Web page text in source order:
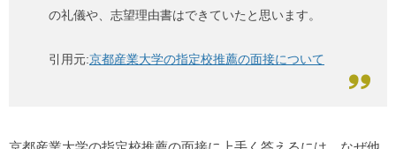
の礼儀や、志望理由書はできていたと思います。
引用元:京都産業大学の指定校推薦の面接について